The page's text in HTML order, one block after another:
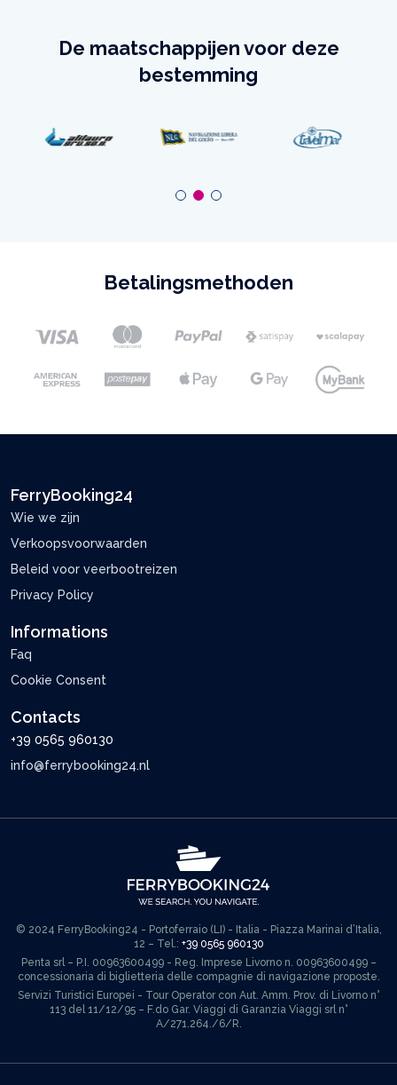
De maatschappijen voor deze
bestemming
Betalingsmethoden
FerryBooking24
Wie we zijn
Verkoopsvoorwaarden
Beleid voor veerbootreizen
Privacy Policy
Informations
Faq
Cookie Consent
Contacts
+39 0565 960130
info@ferrybooking24.nl
© 2024 FerryBooking24 - Portoferraio (LI) - Italia - Piazza Marinai d’Italia,
12 – Tel.: +39 0565 960130
Penta srl – P.I. 00963600499 - Reg. Imprese Livorno n. 00963600499 –
concessionaria di biglietteria delle compagnie di navigazione proposte.
Servizi Turistici Europei - Tour Operator con Aut. Amm. Prov. di Livorno n°
113 del 11/12/95 – F.do Gar. Viaggi di Garanzia Viaggi srl n°
A/271.264./6/R.